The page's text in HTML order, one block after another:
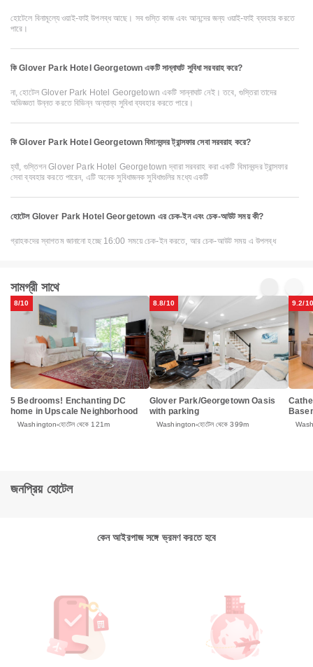
হোটেলে বিনামূল্যে ওয়াই-ফাই উপলব্ধ আছে। সব গুস্তি কাজ এবং আনন্দের জন্য ওয়াই-ফাই ব্যবহার করতে
পারে।
কি Glover Park Hotel Georgetown একটি সান্নাঘাট সুবিধা সরবরাহ করে?
না, হোটেল Glover Park Hotel Georgetown একটি সান্নাঘাট নেই। তবে, গুস্তিরা তাদের
অভিজ্ঞতা উন্নত করতে বিভিন্ন অন্যান্য সুবিধা ব্যবহার করতে পারে।
কি Glover Park Hotel Georgetown বিমানবন্দর ট্রান্সফার সেবা সরবরাহ করে?
হ্যাঁ, গুস্তিগন Glover Park Hotel Georgetown দ্বারা সরবরাহ করা একটি বিমানবন্দর ট্রান্সফার
সেবা ব্যবহার করতে পারেন, এটি অনেক সুবিধাজনক সুবিধাগুলির মধ্যে একটি
হোটেল Glover Park Hotel Georgetown এর চেক-ইন এবং চেক-আউট সময় কী?
গ্রাহকদের স্বাগতম জানানো হচ্ছে 16:00 সময়ে চেক-ইন করতে, আর চেক-আউট সময় এ উপলব্ধ
সামগ্রী সাথে
8/10
5 Bedrooms! Enchanting DC
home in Upscale Neighborhood
Washington হোটেল থেকে 121m
8.8/10
Glover Park/Georgetown Oasis
with parking
Washington হোটেল থেকে 399m
9.2/10
জনপ্রিয় হোটেল
কেন আইরপাজ সঙ্গে ভ্রমণ করতে হবে